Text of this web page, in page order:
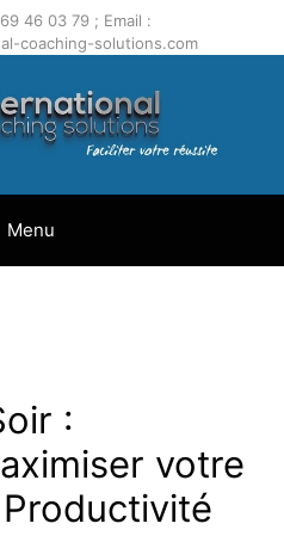
46 03 79 ; Email :
coaching-solutions.com
Menu
:
votre